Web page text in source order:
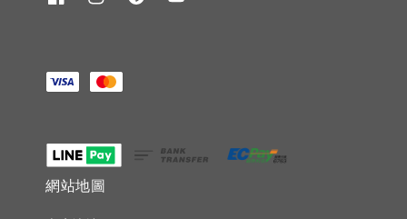
網站地圖